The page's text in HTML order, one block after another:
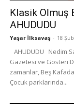
Klasik Olmuş
AHUDUDU
Yaşar İlksavaş - 18
AHUDUDU Nedim
Gazetesi ve Gösteri
zamanlar, Beş
Çocuk parklarında...